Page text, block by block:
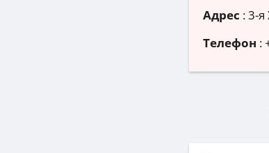
Адрес :3-я
Телефон :